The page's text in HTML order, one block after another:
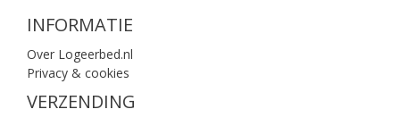
INFORMATIE
Over Logeerbed.nl
Privacy & cookies
VERZENDING